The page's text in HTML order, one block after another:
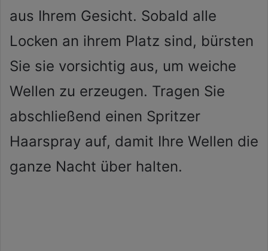
aus Ihrem Gesicht. Sobald alle
Locken an ihrem Platz sind, bürsten
Sie sie vorsichtig aus, um weiche
Wellen zu erzeugen. Tragen Sie
abschließend einen Spritzer
Haarspray auf, damit Ihre Wellen die
ganze Nacht über halten.